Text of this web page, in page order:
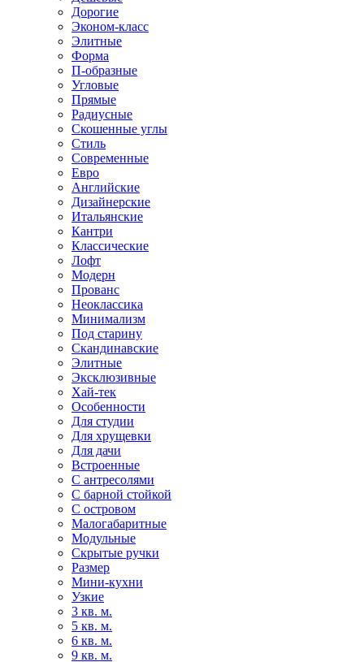
Дорогие
Эконом-класс
Элитные
Форма
П-образные
Угловые
Прямые
Радиусные
Скошенные углы
Стиль
Современные
Евро
Английские
Дизайнерские
Итальянские
Кантри
Классические
Лофт
Модерн
Прованс
Неоклассика
Минимализм
Под старину
Скандинавские
Элитные
Эксклюзивные
Хай-тек
Особенности
Для студии
Для хрущевки
Для дачи
Встроенные
С антресолями
С барной стойкой
С островом
Малогабаритные
Модульные
Скрытые ручки
Размер
Мини-кухни
Узкие
3 кв. м.
5 кв. м.
6 кв. м.
9 кв. м.